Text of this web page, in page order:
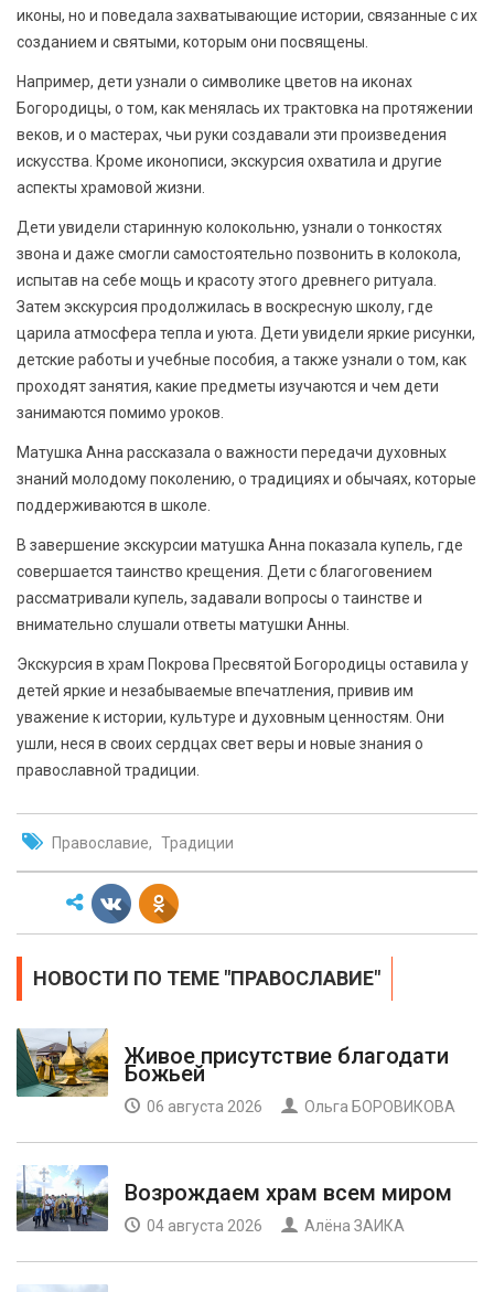
иконы, но и поведала захватывающие истории, связанные с их
созданием и святыми, которым они посвящены.
Например, дети узнали о символике цветов на иконах
Богородицы, о том, как менялась их трактовка на протяжении
веков, и о мастерах, чьи руки создавали эти произведения
искусства. Кроме иконописи, экскурсия охватила и другие
аспекты храмовой жизни.
Дети увидели старинную колокольню, узнали о тонкостях
звона и даже смогли самостоятельно позвонить в колокола,
испытав на себе мощь и красоту этого древнего ритуала.
Затем экскурсия продолжилась в воскресную школу, где
царила атмосфера тепла и уюта. Дети увидели яркие рисунки,
детские работы и учебные пособия, а также узнали о том, как
проходят занятия, какие предметы изучаются и чем дети
занимаются помимо уроков.
Матушка Анна рассказала о важности передачи духовных
знаний молодому поколению, о традициях и обычаях, которые
поддерживаются в школе.
В завершение экскурсии матушка Анна показала купель, где
совершается таинство крещения. Дети с благоговением
рассматривали купель, задавали вопросы о таинстве и
внимательно слушали ответы матушки Анны.
Экскурсия в храм Покрова Пресвятой Богородицы оставила у
детей яркие и незабываемые впечатления, привив им
уважение к истории, культуре и духовным ценностям. Они
ушли, неся в своих сердцах свет веры и новые знания о
православной традиции.
Православие Традиции
НОВОСТИ ПО ТЕМЕ "ПРАВОСЛАВИЕ"
Живое присутствие благодати
Божьей
06 августа 2026 Ольга БОРОВИКОВА
Возрождаем храм всем миром
04 августа 2026 Алёна ЗАИКА